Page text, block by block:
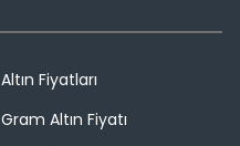
Altın Fiyatları
Gram Altın Fiyatı